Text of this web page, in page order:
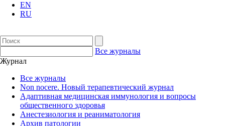
EN
RU
Все журналы
Журнал
Все журналы
Non nocere. Новый терапевтический журнал
Адаптивная медицинская иммунология и вопросы
общественного здоровья
Анестезиология и реаниматология
Архив патологии